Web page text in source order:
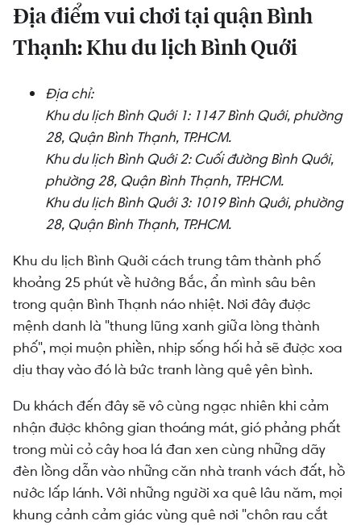
Địa điểm vui chơi tại quận Bình
Thạnh: Khu du lịch Bình Quới
Địa chỉ:
Khu du lịch Bình Quới 1: 1147 Bình Quới, phường
28, Quận Bình Thạnh, TP.HCM.
Khu du lịch Bình Quới 2: Cuối đường Bình Quới,
phường 28, Quận Bình Thạnh, TP.HCM.
Khu du lịch Bình Quới 3: 1019 Bình Quới, phường
28, Quận Bình Thạnh, TP.HCM.
Khu du lịch Bình Quới cách trung tâm thành phố
khoảng 25 phút về hướng Bắc, ẩn mình sâu bên
trong quận Bình Thạnh náo nhiệt. Nơi đây được
mệnh danh là "thung lũng xanh giữa lòng thành
phố", mọi muộn phiền, nhịp sống hối hả sẽ được xoa
dịu thay vào đó là bức tranh làng quê yên bình.
Du khách đến đây sẽ vô cùng ngạc nhiên khi cảm
nhận được không gian thoáng mát, gió phảng phất
trong mùi cỏ cây hoa lá đan xen cùng những dãy
đèn lồng dẫn vào những căn nhà tranh vách đất, hồ
nước lấp lánh. Với những người xa quê lâu năm, mọi
khung cảnh cảm giác vùng quê nơi "chôn rau cắt